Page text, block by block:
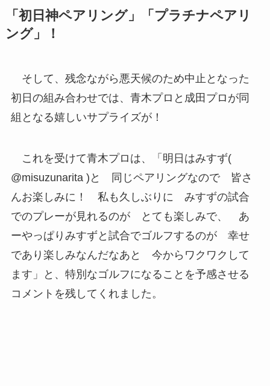
「初日神ペアリング」「プラチナペアリ
ング」！
そして、残念ながら悪天候のため中止となった
初日の組み合わせでは、青木プロと成田プロが同
組となる嬉しいサプライズが！
これを受けて青木プロは、「明日はみすず(
@misuzunarita )と 同じペアリングなので 皆さ
んお楽しみに！ 私も久しぶりに みすずの試合
でのプレーが見れるのが とても楽しみで、 あ
ーやっぱりみすずと試合でゴルフするのが 幸せ
であり楽しみなんだなあと 今からワクワクして
ます」と、特別なゴルフになることを予感させる
コメントを残してくれました。